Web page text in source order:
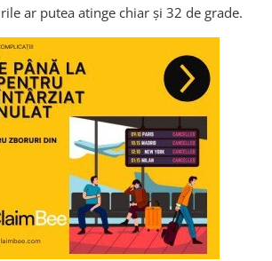
ar putea atinge chiar și 32 de grade.